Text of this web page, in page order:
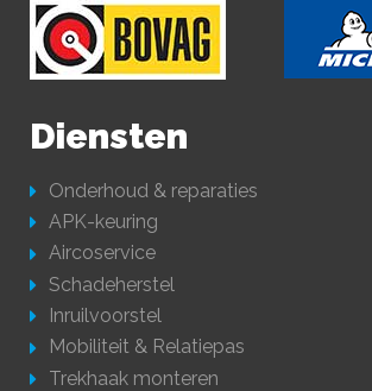
Diensten
Onderhoud & reparaties
APK-keuring
Aircoservice
Schadeherstel
Inruilvoorstel
Mobiliteit & Relatiepas
Trekhaak monteren